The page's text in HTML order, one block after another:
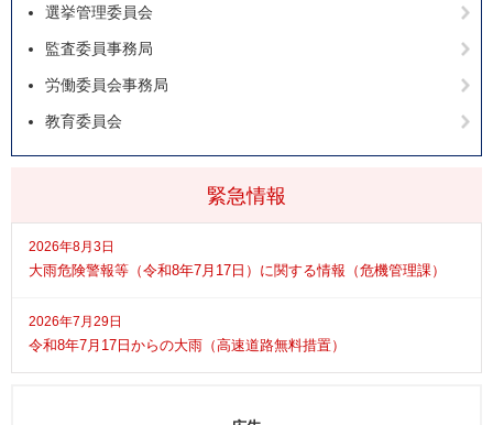
緊急情報
2026年8月3日
大雨危険警報等（令和8年7月17日）に関する情報（危機管理課）
2026年7月29日
令和8年7月17日からの大雨（高速道路無料措置）
選挙管理委員会
監査委員事務局
労働委員会事務局
教育委員会